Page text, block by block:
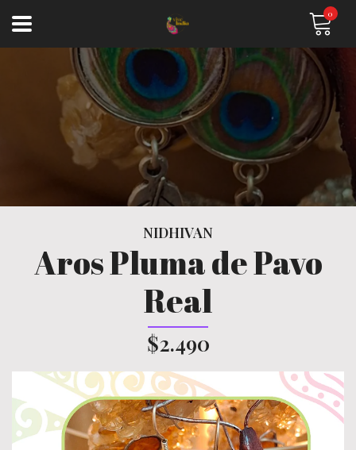
0
NIDHIVAN
Aros Pluma de Pavo
Real
$2.490